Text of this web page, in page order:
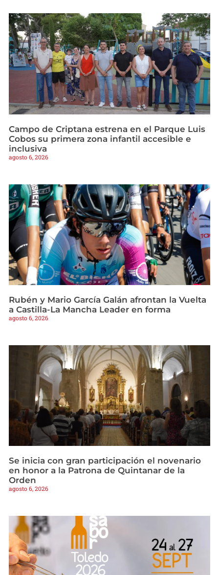
Campo de Criptana estrena en el Parque Luis
Cobos su primera zona infantil accesible e
inclusiva
agosto 6, 2026
Rubén y Mario García Galán afrontan la Vuelta
a Castilla-La Mancha Leader en forma
agosto 6, 2026
Se inicia con gran participación el novenario
en honor a la Patrona de Quintanar de la
Orden
agosto 6, 2026